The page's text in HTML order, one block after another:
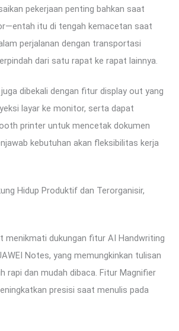
pekerjaan penting bahkan saat
itu di tengah kemacetan saat
perjalanan dengan transportasi
dari satu rapat ke rapat lainnya.
dibekali dengan fitur display out yang
layar ke monitor, serta dapat
printer untuk mencetak dokumen
kebutuhan akan fleksibilitas kerja
Hidup Produktif dan Terorganisir,
menikmati dukungan fitur AI Handwriting
Notes, yang memungkinkan tulisan
rapi dan mudah dibaca. Fitur Magnifier
presisi saat menulis pada